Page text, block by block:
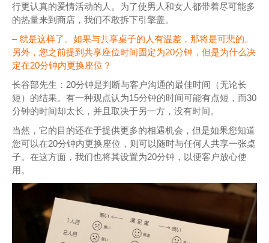
行更认真的爱情活动的人。为了使男人和女人都带着尽可能多
的热量来到商店，我们不敢拆下引擎盖。
– 就是这样了。如果与共享桌子的人有温差，那将是可悲的。
另外，您之前提到共享座位时间固定为20分钟，但是为什么决
定在20分钟内更换座位？
长谷部先生：20分钟是判断与客户沟通的最佳时间（无论长
短）的结果。有一种观点认为15分钟的时间可能有点短，而30
分钟的时间却太长，并且取决于另一方，没有时间。
当然，它的目的还在于提供更多的相遇机会，但是如果您知道
您可以在20分钟内更换座位，则可以随时与任何人共享一张桌
子。在这方面，我们也将其设置为20分钟，以便客户放心使
用。